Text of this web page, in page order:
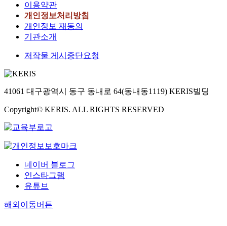
이용약관
개인정보처리방침
개인정보 재동의
기관소개
저작물 게시중단요청
41061 대구광역시 동구 동내로 64(동내동1119) KERIS빌딩
Copyright© KERIS. ALL RIGHTS RESERVED
네이버 블로그
인스타그램
유튜브
해외이동버튼